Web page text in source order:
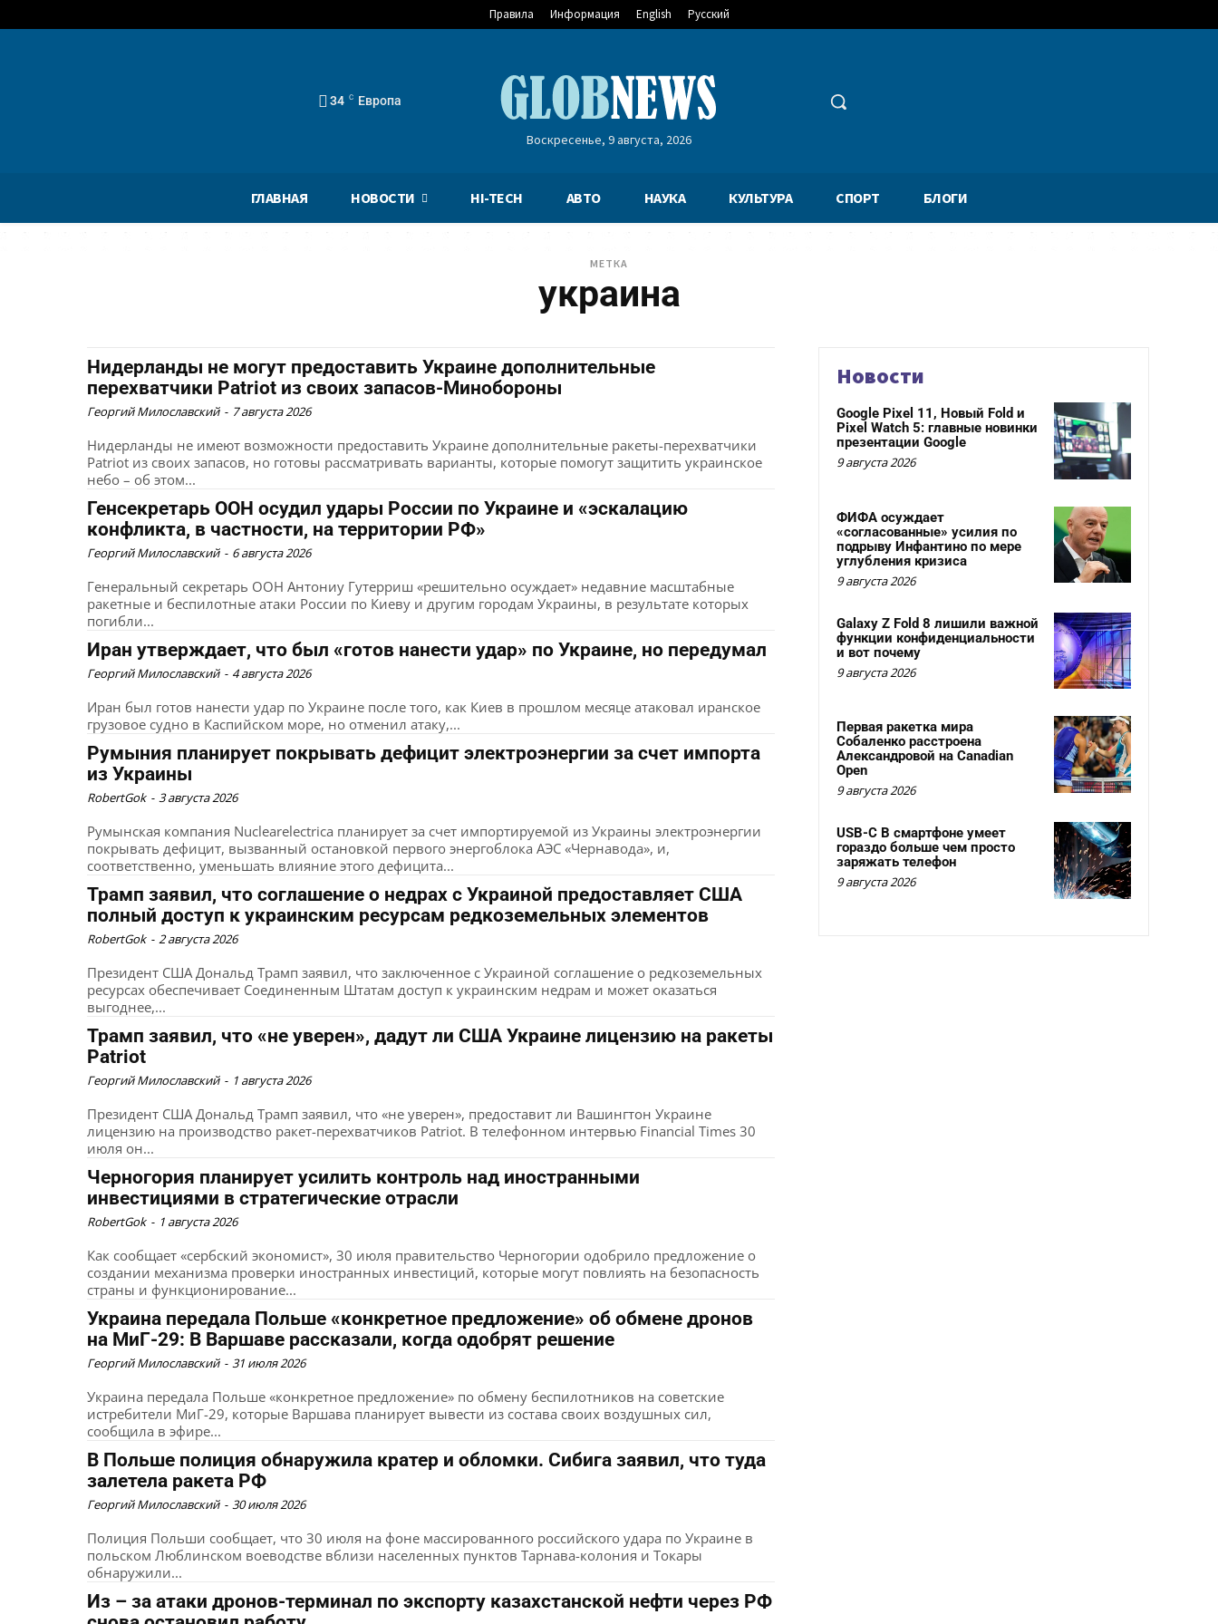
Правила Информация English Русский
34 C Европа
Воскресенье, 9 августа, 2026
ГЛАВНАЯ НОВОСТИ HI-TECH АВТО НАУКА КУЛЬТУРА СПОРТ БЛОГИ
МЕТКА
украина
Нидерланды не могут предоставить Украине дополнительные
перехватчики Patriot из своих запасов-Минобороны
Георгий Милославский - 7 августа 2026
Нидерланды не имеют возможности предоставить Украине дополнительные ракеты-перехватчики
Patriot из своих запасов, но готовы рассматривать варианты, которые помогут защитить украинское
небо – об этом...
Генсекретарь ООН осудил удары России по Украине и «эскалацию
конфликта, в частности, на территории РФ»
Георгий Милославский - 6 августа 2026
Генеральный секретарь ООН Антониу Гутерриш «решительно осуждает» недавние масштабные
ракетные и беспилотные атаки России по Киеву и другим городам Украины, в результате которых
погибли...
Иран утверждает, что был «готов нанести удар» по Украине, но передумал
Георгий Милославский - 4 августа 2026
Иран был готов нанести удар по Украине после того, как Киев в прошлом месяце атаковал иранское
грузовое судно в Каспийском море, но отменил атаку,...
Румыния планирует покрывать дефицит электроэнергии за счет импорта
из Украины
RobertGok - 3 августа 2026
Румынская компания Nuclearelectrica планирует за счет импортируемой из Украины электроэнергии
покрывать дефицит, вызванный остановкой первого энергоблока АЭС «Чернавода», и,
соответственно, уменьшать влияние этого дефицита...
Трамп заявил, что соглашение о недрах с Украиной предоставляет США
полный доступ к украинским ресурсам редкоземельных элементов
RobertGok - 2 августа 2026
Президент США Дональд Трамп заявил, что заключенное с Украиной соглашение о редкоземельных
ресурсах обеспечивает Соединенным Штатам доступ к украинским недрам и может оказаться
выгоднее,...
Трамп заявил, что «не уверен», дадут ли США Украине лицензию на ракеты
Patriot
Георгий Милославский - 1 августа 2026
Президент США Дональд Трамп заявил, что «не уверен», предоставит ли Вашингтон Украине
лицензию на производство ракет-перехватчиков Patriot. В телефонном интервью Financial Times 30
июля он...
Черногория планирует усилить контроль над иностранными
инвестициями в стратегические отрасли
RobertGok - 1 августа 2026
Как сообщает «сербский экономист», 30 июля правительство Черногории одобрило предложение о
создании механизма проверки иностранных инвестиций, которые могут повлиять на безопасность
страны и функционирование...
Украина передала Польше «конкретное предложение» об обмене дронов
на МиГ-29: В Варшаве рассказали, когда одобрят решение
Георгий Милославский - 31 июля 2026
Украина передала Польше «конкретное предложение» по обмену беспилотников на советские
истребители МиГ-29, которые Варшава планирует вывести из состава своих воздушных сил,
сообщила в эфире...
В Польше полиция обнаружила кратер и обломки. Сибига заявил, что туда
залетела ракета РФ
Георгий Милославский - 30 июля 2026
Полиция Польши сообщает, что 30 июля на фоне массированного российского удара по Украине в
польском Люблинском воеводстве вблизи населенных пунктов Тарнава-колония и Токары
обнаружили...
Из – за атаки дронов-терминал по экспорту казахстанской нефти через РФ
Новости
Google Pixel 11, Новый Fold и
Pixel Watch 5: главные новинки
презентации Google
9 августа 2026
ФИФА осуждает
«согласованные» усилия по
подрыву Инфантино по мере
углубления кризиса
9 августа 2026
Galaxy Z Fold 8 лишили важной
функции конфиденциальности
и вот почему
9 августа 2026
Первая ракетка мира
Собаленко расстроена
Александровой на Canadian
Open
9 августа 2026
USB-C В смартфоне умеет
гораздо больше чем просто
заряжать телефон
9 августа 2026